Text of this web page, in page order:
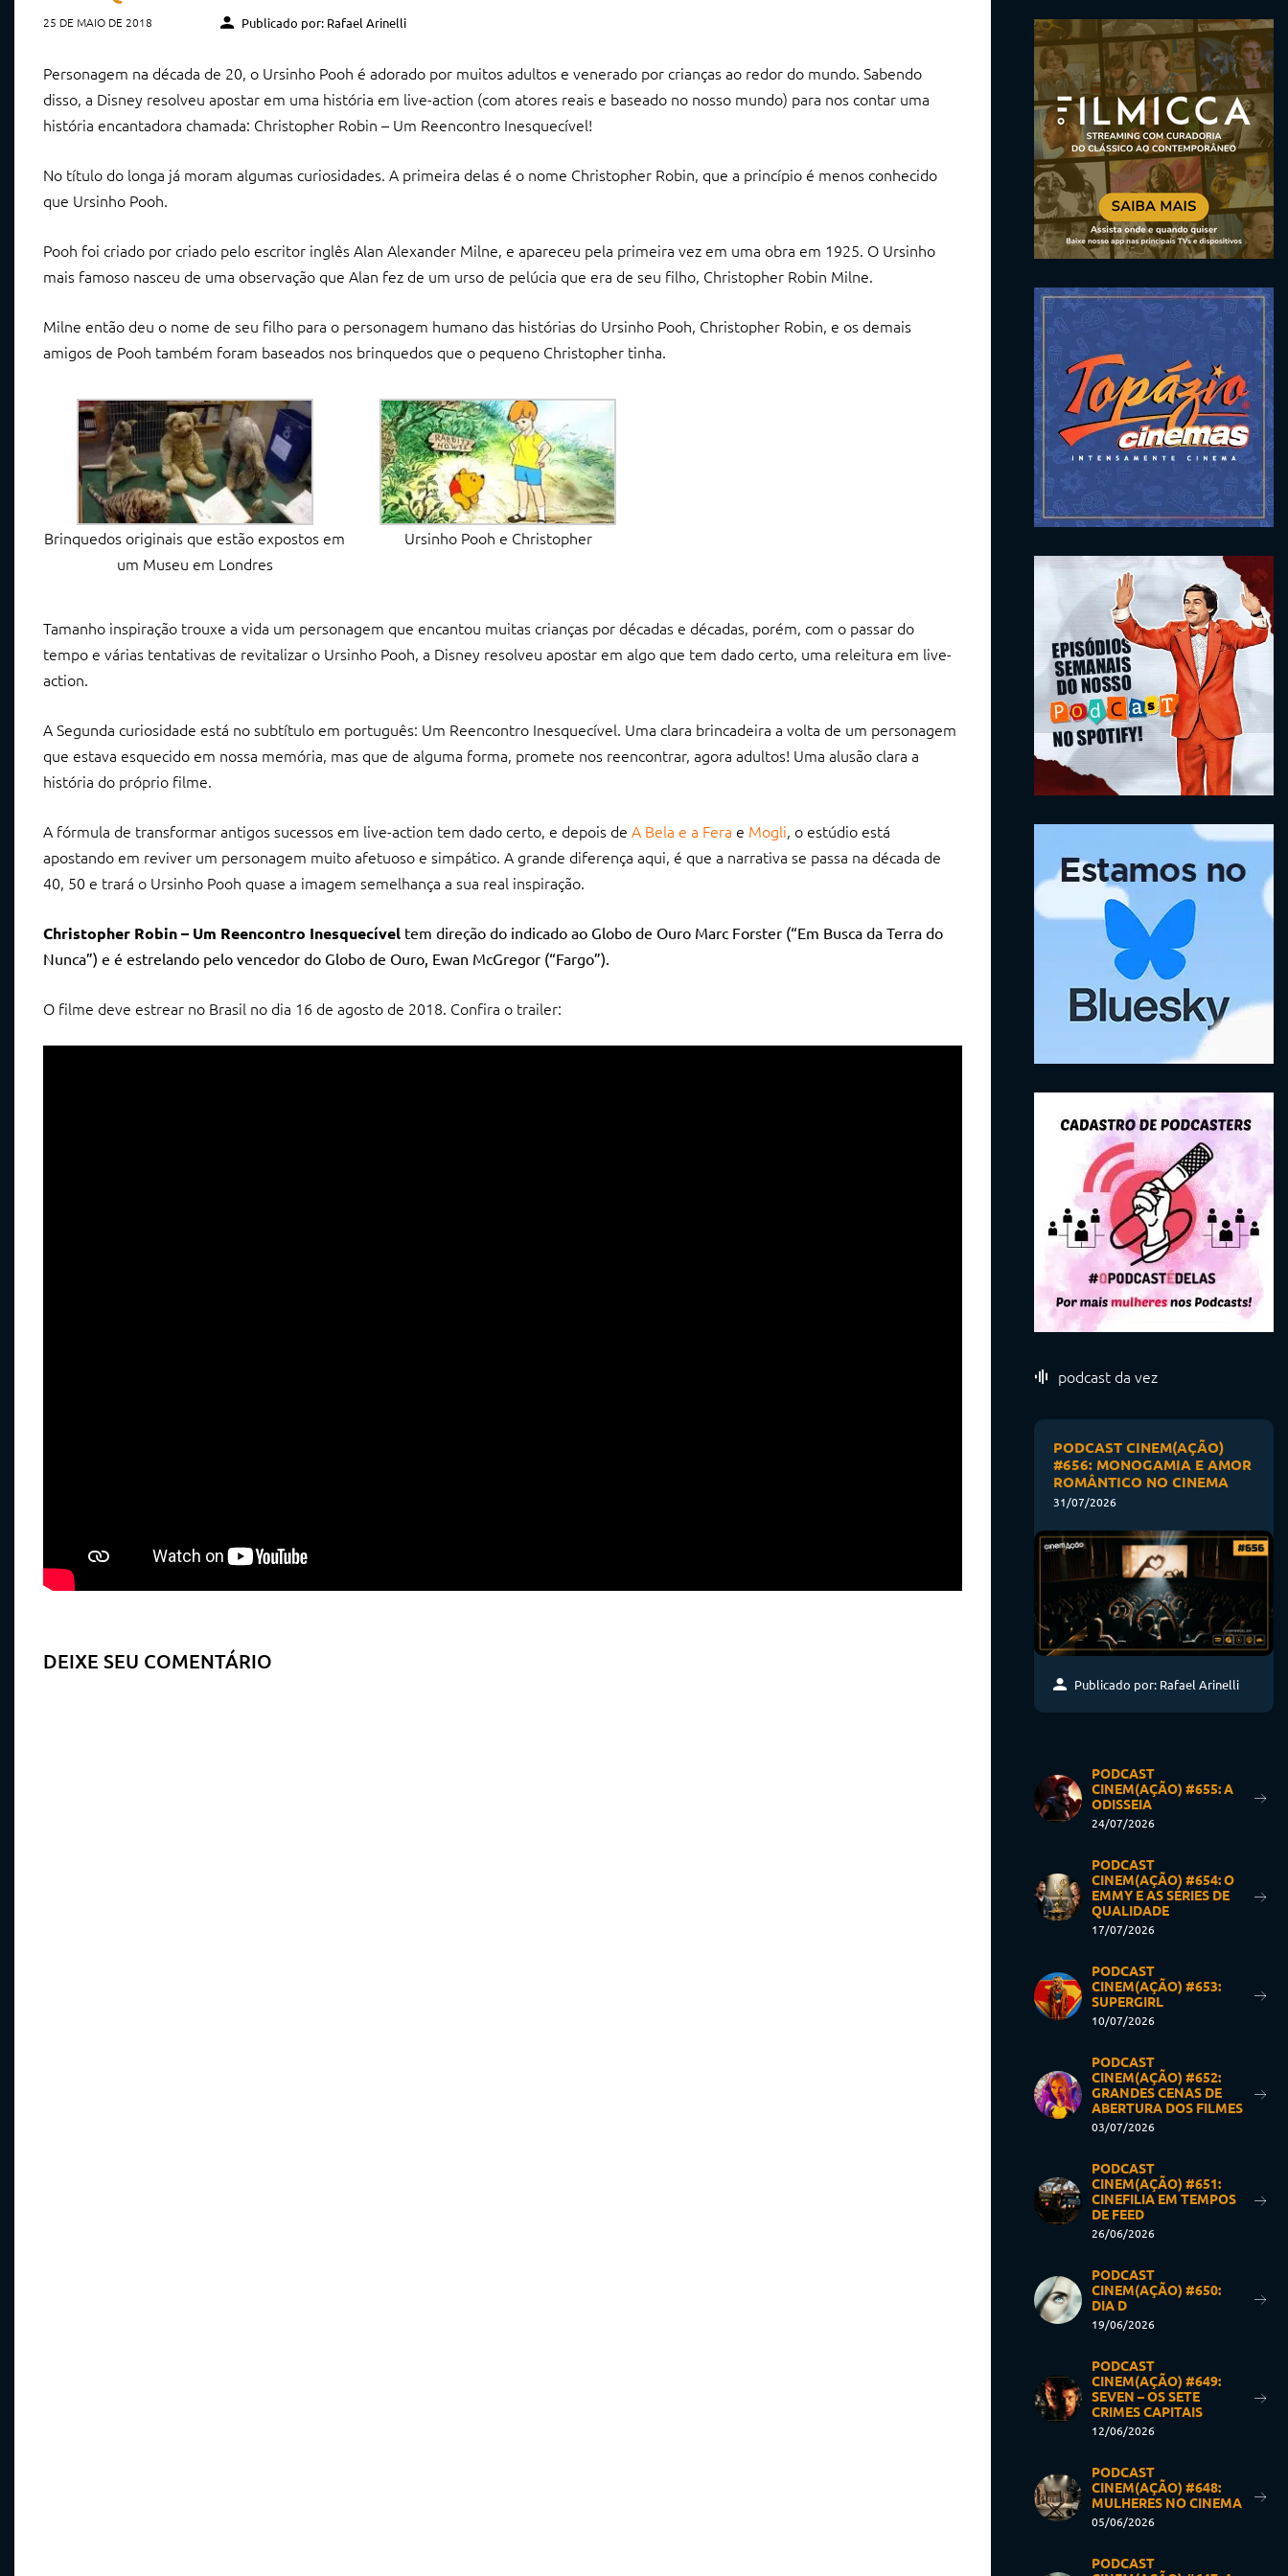
25 DE MAIO DE 2018 Publicado por: Rafael Arinelli
Personagem na década de 20, o Ursinho Pooh é adorado por muitos adultos e venerado por crianças ao redor do mundo. Sabendo
disso, a Disney resolveu apostar em uma história em live-action (com atores reais e baseado no nosso mundo) para nos contar uma
história encantadora chamada: Christopher Robin – Um Reencontro Inesquecível!
No título do longa já moram algumas curiosidades. A primeira delas é o nome Christopher Robin, que a princípio é menos conhecido
que Ursinho Pooh.
Pooh foi criado por criado pelo escritor inglês Alan Alexander Milne, e apareceu pela primeira vez em uma obra em 1925. O Ursinho
mais famoso nasceu de uma observação que Alan fez de um urso de pelúcia que era de seu filho, Christopher Robin Milne.
Milne então deu o nome de seu filho para o personagem humano das histórias do Ursinho Pooh, Christopher Robin, e os demais
amigos de Pooh também foram baseados nos brinquedos que o pequeno Christopher tinha.
Brinquedos originais que estão expostos em
um Museu em Londres
Ursinho Pooh e Christopher
Tamanho inspiração trouxe a vida um personagem que encantou muitas crianças por décadas e décadas, porém, com o passar do
tempo e várias tentativas de revitalizar o Ursinho Pooh, a Disney resolveu apostar em algo que tem dado certo, uma releitura em live-
action.
A Segunda curiosidade está no subtítulo em português: Um Reencontro Inesquecível. Uma clara brincadeira a volta de um personagem
que estava esquecido em nossa memória, mas que de alguma forma, promete nos reencontrar, agora adultos! Uma alusão clara a
história do próprio filme.
A fórmula de transformar antigos sucessos em live-action tem dado certo, e depois de A Bela e a Fera e Mogli, o estúdio está
apostando em reviver um personagem muito afetuoso e simpático. A grande diferença aqui, é que a narrativa se passa na década de
40, 50 e trará o Ursinho Pooh quase a imagem semelhança a sua real inspiração.
Christopher Robin – Um Reencontro Inesquecível tem direção do indicado ao Globo de Ouro Marc Forster (“Em Busca da Terra do
Nunca”) e é estrelando pelo vencedor do Globo de Ouro, Ewan McGregor (“Fargo”).
O filme deve estrear no Brasil no dia 16 de agosto de 2018. Confira o trailer:
DEIXE SEU COMENTÁRIO
podcast da vez
PODCAST CINEM(AÇÃO)
#656: MONOGAMIA E AMOR
ROMÂNTICO NO CINEMA
31/07/2026
Publicado por: Rafael Arinelli
PODCAST
CINEM(AÇÃO) #655: A
ODISSEIA
24/07/2026
PODCAST
CINEM(AÇÃO) #654: O
EMMY E AS SÉRIES DE
QUALIDADE
17/07/2026
PODCAST
CINEM(AÇÃO) #653:
SUPERGIRL
10/07/2026
PODCAST
CINEM(AÇÃO) #652:
GRANDES CENAS DE
ABERTURA DOS FILMES
03/07/2026
PODCAST
CINEM(AÇÃO) #651:
CINEFILIA EM TEMPOS
DE FEED
26/06/2026
PODCAST
CINEM(AÇÃO) #650:
DIA D
19/06/2026
PODCAST
CINEM(AÇÃO) #649:
SEVEN – OS SETE
CRIMES CAPITAIS
12/06/2026
PODCAST
CINEM(AÇÃO) #648:
MULHERES NO CINEMA
05/06/2026
PODCAST